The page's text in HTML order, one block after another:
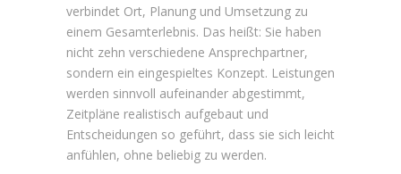
verbindet Ort, Planung und Umsetzung zu
einem Gesamterlebnis. Das heißt: Sie haben
nicht zehn verschiedene Ansprechpartner,
sondern ein eingespieltes Konzept. Leistungen
werden sinnvoll aufeinander abgestimmt,
Zeitpläne realistisch aufgebaut und
Entscheidungen so geführt, dass sie sich leicht
anfühlen, ohne beliebig zu werden.